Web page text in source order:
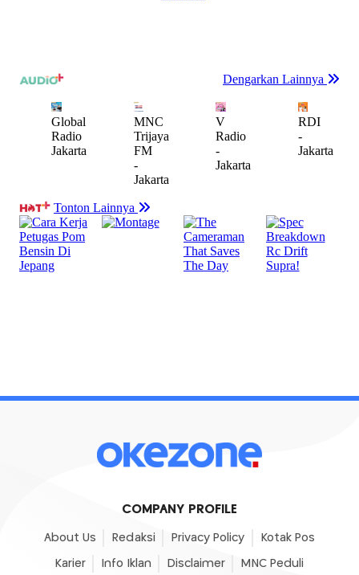
COMPANY PROFILE
About Us Redaksi Privacy Policy Kotak Pos
Karier Info Iklan Disclaimer MNC Peduli